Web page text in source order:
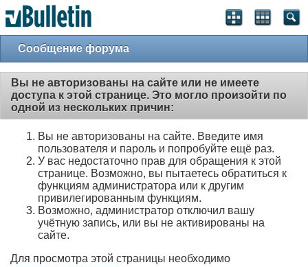
Сообщение форума
Вы не авторизованы на сайте или не имеете
доступа к этой странице. Это могло произойти по
одной из нескольких причин:
Вы не авторизованы на сайте. Введите имя
пользователя и пароль и попробуйте ещё раз.
У вас недостаточно прав для обращения к этой
странице. Возможно, вы пытаетесь обратиться к
функциям администратора или к другим
привилегированным функциям.
Возможно, администратор отключил вашу
учётную запись, или вы не активированы на
сайте.
Для просмотра этой страницы необходимо